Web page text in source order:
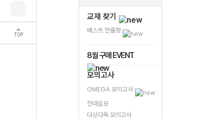
TOP
교재 찾기
베스트 한줄평
8월 구매 EVENT
모의고사
OMEGA 모의고사
전대실모
다상다독 모의고사